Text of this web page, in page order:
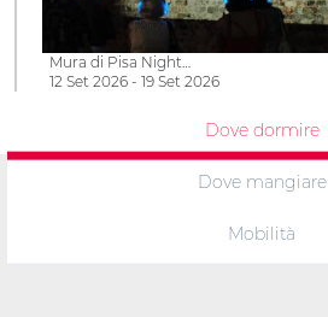
Mura di Pisa Night…
12 Set 2026 - 19 Set 2026
Dove dormire
Dove mangiare
Mobilità